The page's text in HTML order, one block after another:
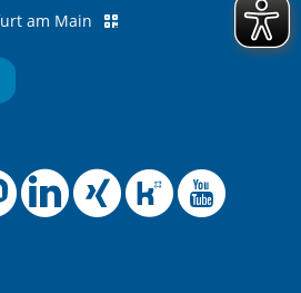
Verifizierung
Schutz der Daten sind sind in
am Main
Offizielle
Offizielle